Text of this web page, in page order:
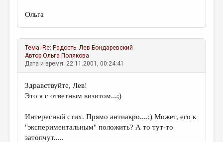
Ольга
Тема: Re: Радость. Лев Бондаревский
АвторОльга Полякова
Дата и время: 22.11.2001, 00:24:41
Здравствуйте, Лев!
Это я с ответным визитом...;)
Интересный стих. Прямо антиакро....;) Может, его к
"экспериментальным" положить? А то тут-то
затопчут.....